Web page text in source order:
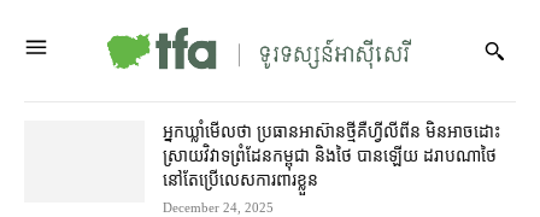
អ្នកឃ្លាំមើល​ថា ប្រធាន​អាស៊ាន​ថ្មី​គឺ​ហ្វីលីពីន មិន​អាច​ដោះ
ស្រាយ​វិវាទ​ព្រំដែន​កម្ពុជា​ និង​ថៃ បាន​ឡើយ ដរាបណា​ថៃ​
នៅ​តែ​ប្រើ​លេស​ការពារ​ខ្លួន
December 24, 2025